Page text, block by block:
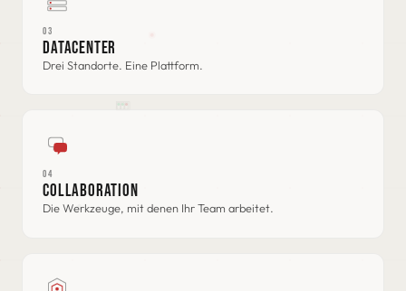
03
DATACENTER
Drei Standorte. Eine Plattform.
04
COLLABORATION
Die Werkzeuge, mit denen Ihr Team arbeitet.